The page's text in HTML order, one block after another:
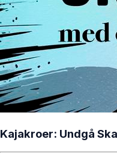
Kajakroer: Undgå